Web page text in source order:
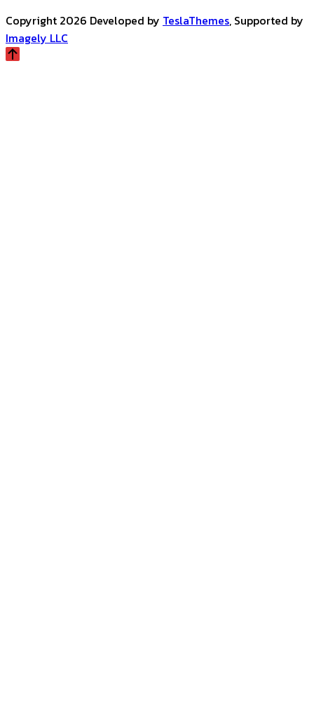
Copyright 2026 Developed by TeslaThemes, Supported by
Imagely LLC